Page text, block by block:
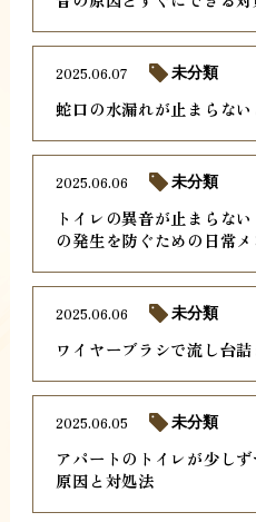
蛇口の水漏れが止まらな
2025.06.07 未分類
トイレの異音が止まらな
の発生を防ぐための日常
2025.06.06 未分類
ワイヤーブラシで流し台
2025.06.06 未分類
アパートのトイレが少し
原因と対処法
2025.06.05 未分類